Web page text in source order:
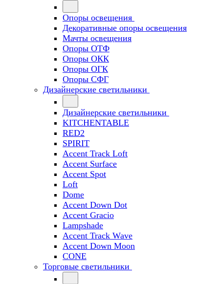
Опоры освещения
Декоративные опоры освещения
Мачты освещения
Опоры ОТФ
Опоры ОКК
Опоры ОГК
Опоры СФГ
Дизайнерские светильники
Дизайнерские светильники
KITCHENTABLE
RED2
SPIRIT
Accent Track Loft
Accent Surface
Accent Spot
Loft
Dome
Accent Down Dot
Accent Gracio
Lampshade
Accent Track Wave
Accent Down Moon
CONE
Торговые светильники